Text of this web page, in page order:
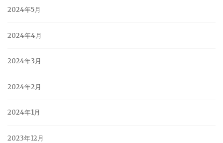
2024年5月
2024年4月
2024年3月
2024年2月
2024年1月
2023年12月